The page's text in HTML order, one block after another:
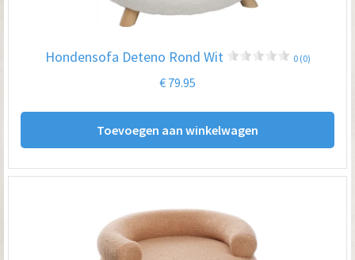
Hondensofa Deteno Rond Wit 0 (0)
€ 79.95
Toevoegen aan winkelwagen